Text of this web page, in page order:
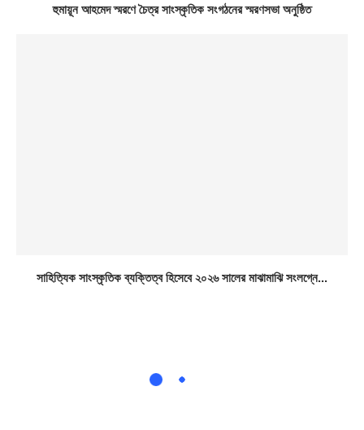
হুমায়ূন আহমেদ স্মরণে চৈত্র সাংস্কৃতিক সংগঠনের স্মরণসভা অনুষ্ঠিত
সাহিত্যিক সাংস্কৃতিক ব্যক্তিত্ব হিসেবে ২০২৬ সালের মাঝামাঝি সংলগ্নে...